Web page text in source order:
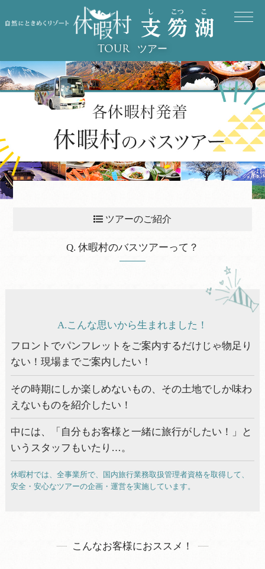
TOUR ツアー
ツアーのご紹介
休暇村のバスツアーって？
おすすめツアー
Q. 休暇村のバスツアーって？
A.こんな思いから生まれました！
フロントでパンフレットをご案内するだけじゃ物足り
ない！現場までご案内したい！
その時期にしか楽しめないもの、その土地でしか味わ
えないものを紹介したい！
中には、「自分もお客様と一緒に旅行がしたい！」と
いうスタッフもいたり…。
休暇村では、全事業所で、国内旅行業務取扱管理者資格を取得して、
安全・安心なツアーの企画・運営を実施しています。
こんなお客様におススメ！